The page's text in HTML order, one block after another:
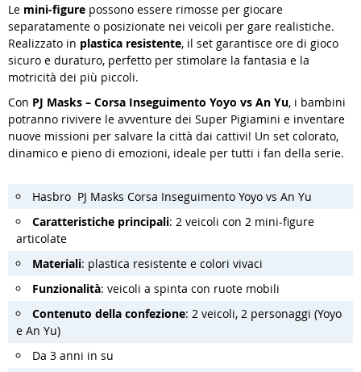
Le mini-figure possono essere rimosse per giocare
separatamente o posizionate nei veicoli per gare realistiche.
Realizzato in plastica resistente, il set garantisce ore di gioco
sicuro e duraturo, perfetto per stimolare la fantasia e la
motricità dei più piccoli.
Con PJ Masks – Corsa Inseguimento Yoyo vs An Yu, i bambini
potranno rivivere le avventure dei Super Pigiamini e inventare
nuove missioni per salvare la città dai cattivi! Un set colorato,
dinamico e pieno di emozioni, ideale per tutti i fan della serie.
Hasbro PJ Masks Corsa Inseguimento Yoyo vs An Yu
Caratteristiche principali: 2 veicoli con 2 mini-figure
articolate
Materiali: plastica resistente e colori vivaci
Funzionalità: veicoli a spinta con ruote mobili
Contenuto della confezione: 2 veicoli, 2 personaggi (Yoyo
e An Yu)
Da 3 anni in su